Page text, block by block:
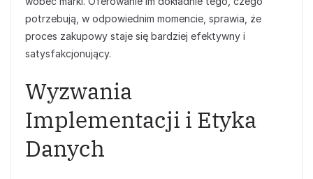
potrzebują, w odpowiednim momencie, sprawia, że
proces zakupowy staje się bardziej efektywny i
satysfakcjonujący.
Wyzwania
Implementacji i Etyka
Danych